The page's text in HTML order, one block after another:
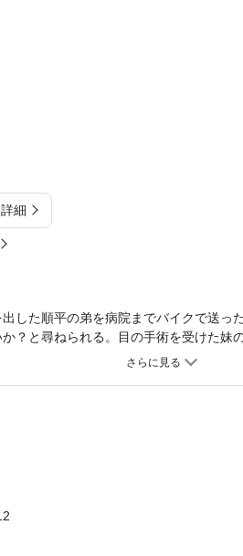
細
した順平の弟を病院までバイクで送っ
？と尋ねられる。目の手術を受けた妹
まだ早い東京都内。静岡の三島では桜